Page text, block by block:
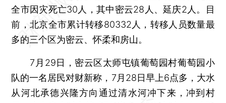
全市因灾死亡30人，其中密云28人、延庆2人。目
前，北京全市累计转移80332人，转移人员数量最
多的三个区为密云、怀柔和房山。
7月29日，密云区太师屯镇葡萄园村葡萄园小
队的一名居民对财新称，7月28日早上6点多，大水
从河北承德兴隆方向通过清水河冲下来，冲到村